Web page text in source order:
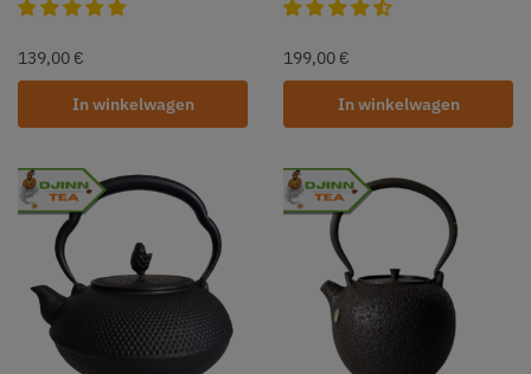
139,00 €
In winkelwagen
199,00 €
In winkelwagen